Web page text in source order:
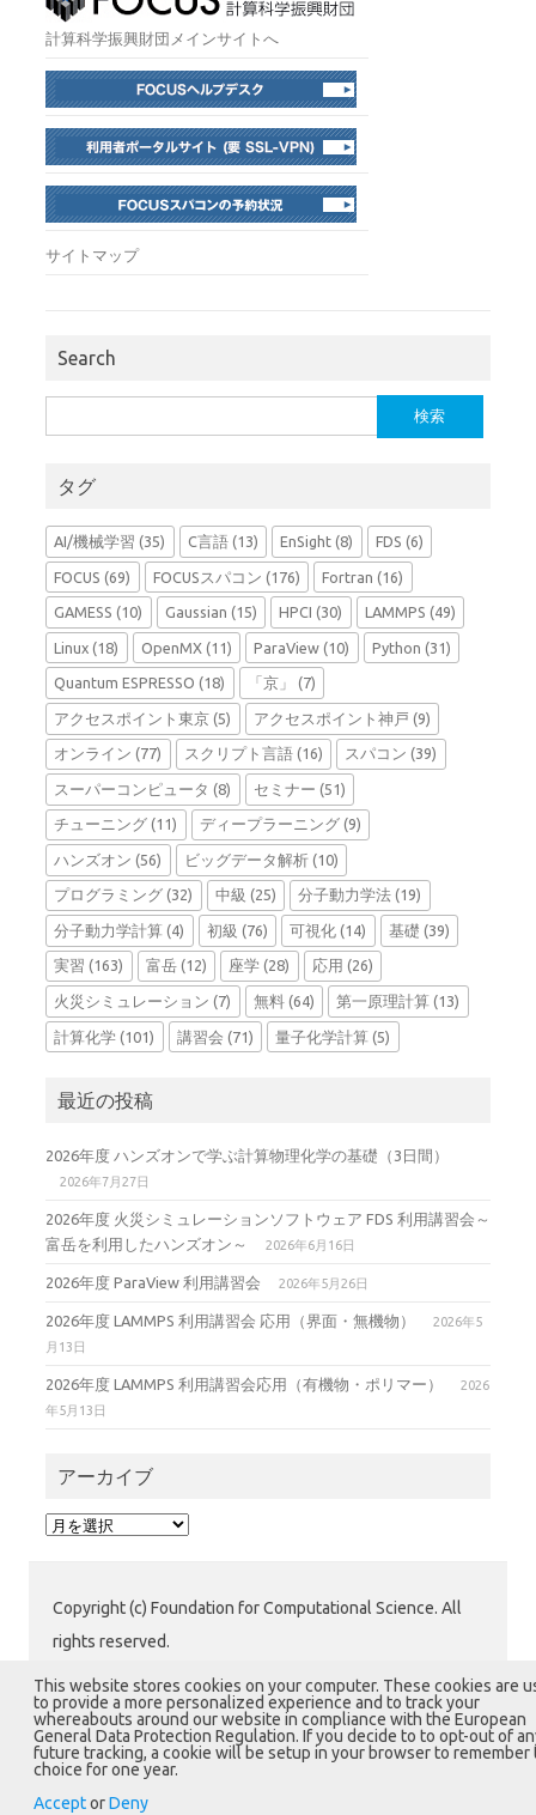
計算科学振興財団メインサイトへ
サイトマップ
Search
索:
タグ
AI/機械学習 (35) C言語(13) EnSight (8) FDS (6)
FOCUS (69) FOCUSスパコン (176) Fortran (16)
GAMESS (10) Gaussian (15) HPCI (30) LAMMPS (49)
Linux (18) OpenMX(11) ParaView (10) Python (31)
Quantum ESPRESSO (18) 「京」 (7)
アクセスポイント東京 (5) アクセスポイント神戸 (9)
オンライン (77) スクリプト言語(16) スパコン (39)
スーパーコンピュータ (8) セミナー (51)
チューニング (11) ディープラーニング(9)
ハンズオン (56) ビッグデータ解析(10)
プログラミング (32) 中級 (25) 分子動力学法 (19)
分子動力学計算 (4) 初級 (76) 可視化 (14) 基礎 (39)
実習 (163) 富岳(12) 座学 (28) 応用 (26)
火災シミュレーション (7) 無料(64) 第一原理計算 (13)
計算化学 (101) 講習会 (71) 量子化学計算 (5)
最近の投稿
2026年度 ハンズオンで学ぶ計算物理化学の基礎（3日間）
2026年7月27日
2026年度 火災シミュレーションソフトウェア FDS 利用講習会～
富岳を利用したハンズオン～
2026年6月16日
2026年度 ParaView 利用講習会 2026年5月26日
2026年度 LAMMPS 利用講習会 応用（界面・無機物）
2026年5
月13日
2026年度 LAMMPS 利用講習会応用（有機物・ポリマー）
2026
年5月13日
アーカイブ
ア
ブ
Copyright (c) Foundation for Computational Science. All
rights reserved.
公益財団法人 計算科学振興財団 (FOCUS) 運用グループ
〒650-0047 兵庫県神戸市中央区港島南町7-1-28 計算科
学センタービル1階
This website stores cookies on your computer. These cookies are
to provide a more personalized experience and to track your
whereabouts around our website in compliance with the European
General Data Protection Regulation. If you decide to to opt-out of
future tracking, a cookie will be setup in your browser to remember
choice for one year.
AcceptorDeny